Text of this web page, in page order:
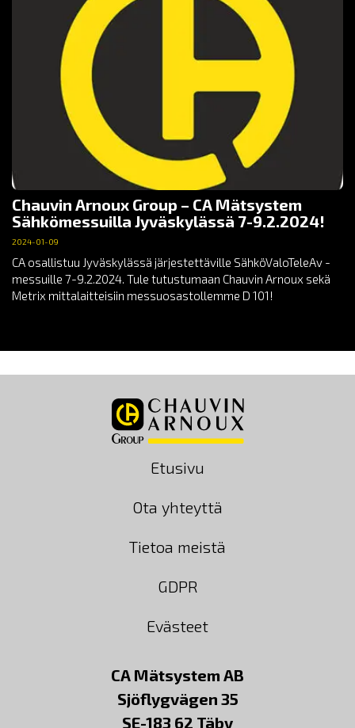
Chauvin Arnoux Group – CA Mätsystem
Sähkömessuilla Jyväskylässä 7-9.2.2024!
2024-01-09
CA osallistuu Jyväskylässä järjestettäville SähköValoTeleAv -
messuille 7-9.2.2024. Tule tutustumaan Chauvin Arnoux sekä
Metrix mittalaitteisiin messuosastollemme D 101!
Etusivu
Ota yhteyttä
Tietoa meistä
GDPR
Evästeet
CA Mätsystem AB
Sjöflygvägen 35
SE-183 62 Täby